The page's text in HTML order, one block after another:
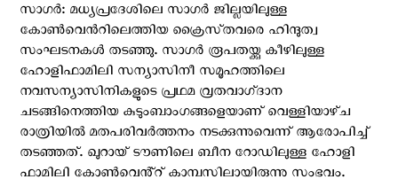
സാഗർ: മധ്യപ്രദേശിലെ സാഗർ ജില്ലയിലുള്ള
കോൺവെന്‍റിലെത്തിയ ക്രൈസ്‌തവരെ ഹിന്ദുത്വ
സംഘടനകൾ തടഞ്ഞു. സാഗർ രൂപതയ്ക്കു കീഴിലുള്ള
ഹോളിഫാമിലി സന്യാസിനീ സമൂഹത്തിലെ
നവസന്യാസിനികളുടെ പ്രഥമ വ്രതവാഗ്‌ദാന
ചടങ്ങിനെത്തിയ കുടുംബാംഗങ്ങളെയാണ് വെള്ളിയാഴ്‌ച
രാത്രിയിൽ മതപരിവർത്തനം നടക്കുന്നുവെന്ന് ആരോപിച്ച്
തടഞ്ഞത്. ഖുറായ് ടൗണിലെ ബീന റോഡിലുള്ള ഹോളി
ഫാമിലി കോൺവെൻ്റ് കാമ്പസിലായിരുന്നു സംഭവം.